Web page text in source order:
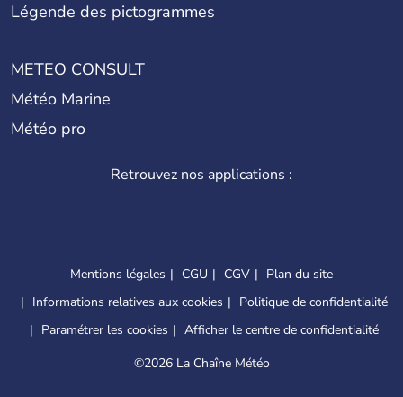
Légende des pictogrammes
METEO CONSULT
Météo Marine
Météo pro
Retrouvez nos applications :
Mentions légales CGU CGV
Plan du site
Informations relatives aux cookies
Politique de confidentialité
Paramétrer les cookies
Afficher le centre de confidentialité
©2026 La Chaîne Météo